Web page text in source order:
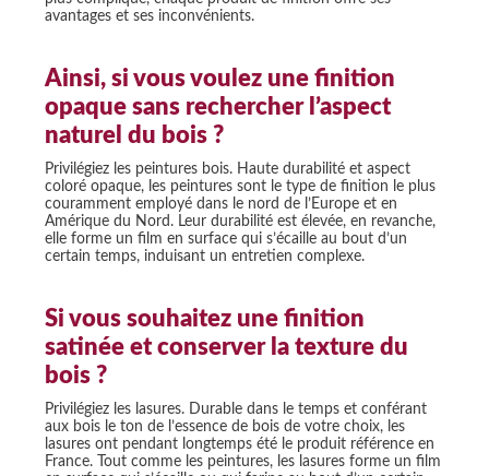
avantages et ses inconvénients.
Ainsi, si vous voulez une finition
opaque sans rechercher l’aspect
naturel du bois ?
Privilégiez les peintures bois. Haute durabilité et aspect
coloré opaque, les peintures sont le type de finition le plus
couramment employé dans le nord de l’Europe et en
Amérique du Nord. Leur durabilité est élevée, en revanche,
elle forme un film en surface qui s’écaille au bout d’un
certain temps, induisant un entretien complexe.
Si vous souhaitez une finition
satinée et conserver la texture du
bois ?
Privilégiez les lasures. Durable dans le temps et conférant
aux bois le ton de l’essence de bois de votre choix, les
lasures ont pendant longtemps été le produit référence en
France. Tout comme les peintures, les lasures forme un film